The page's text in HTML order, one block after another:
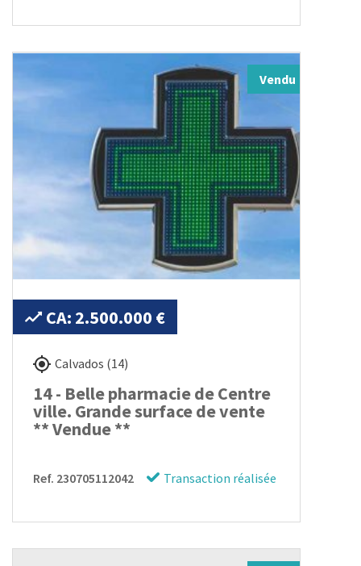
Vendu
CA: 2.500.000 €
Calvados (14)
14 - Belle pharmacie de Centre
ville. Grande surface de vente
** Vendue **
Ref. 230705112042 Transaction réalisée